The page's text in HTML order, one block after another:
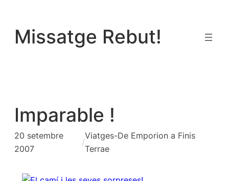
contingut
Missatge Rebut!
Imparable !
20 setembre
2007
/
Viatges-De Emporion a Finis
Terrae